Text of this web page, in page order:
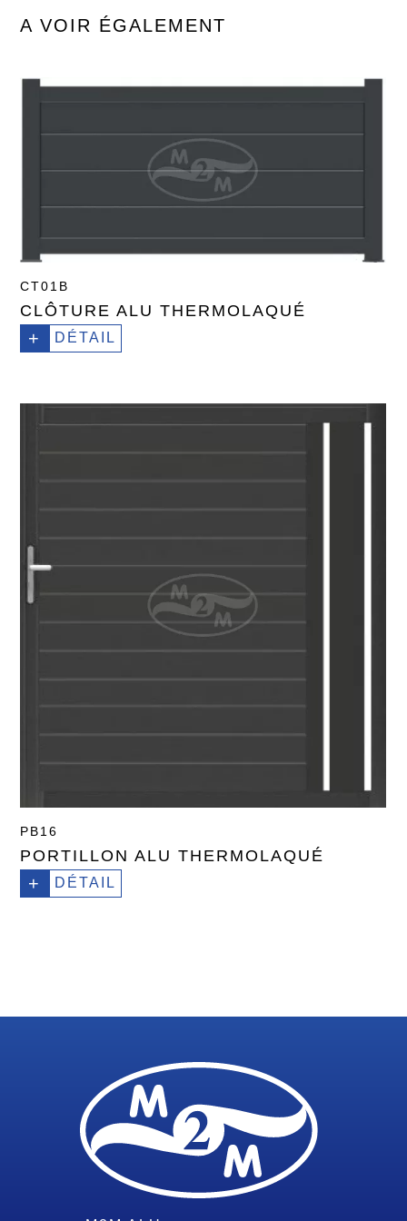
A VOIR ÉGALEMENT
CT01B
CLÔTURE ALU THERMOLAQUÉ
+ DÉTAIL
PB16
PORTILLON ALU THERMOLAQUÉ
+ DÉTAIL